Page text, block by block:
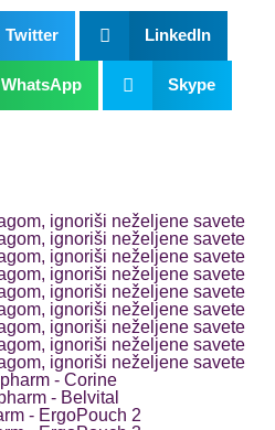
Twitter LinkedIn
WhatsApp Skype